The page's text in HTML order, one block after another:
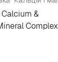
Calcium &
Complex